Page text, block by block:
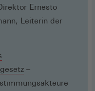
Ernesto
Leiterin der
–